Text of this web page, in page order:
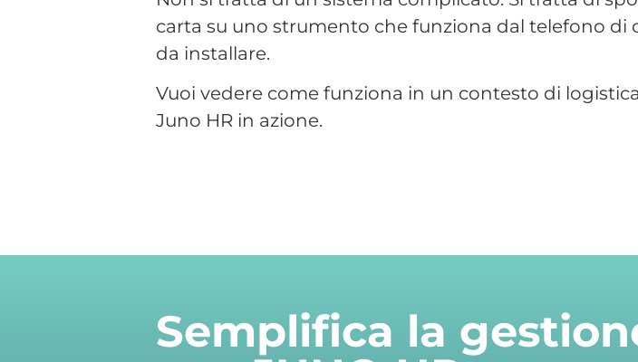
Semplifica la
con JUNO HR
Prenota una demo gratuita per scoprire come